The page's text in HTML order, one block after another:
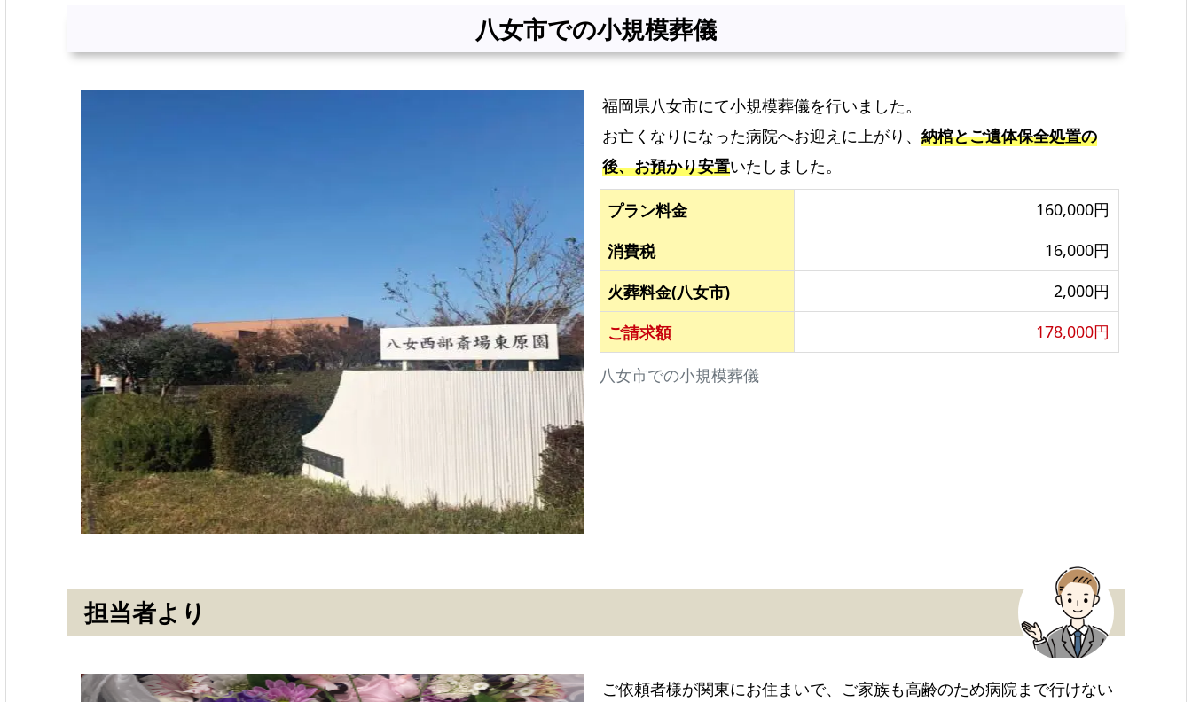
で
の
小
当
者
よ
り
火
葬
式
プ
ラ
ン
選
べ
別
花
八女市での小規模葬儀
福岡県八女市にて小規模葬儀を行いました。
お亡くなりになった病院へお迎えに上がり、納棺とご遺体保全処置の
後、お預かり安置いたしました。
八女市での小規模葬儀
プラン料金
160,000円
消費税
16,000円
火葬料金(八女市)
2,000円
ご請求額
178,000円
担当者より
ご依頼者様が関東にお住まいで、ご家族も高齢のため病院まで行けない